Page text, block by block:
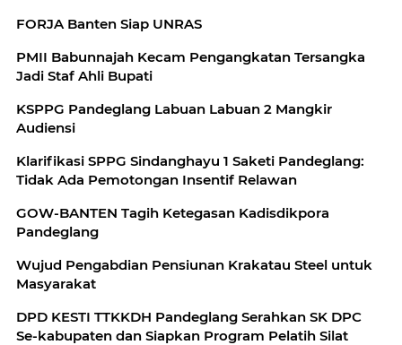
FORJA Banten Siap UNRAS
PMII Babunnajah Kecam Pengangkatan Tersangka
Jadi Staf Ahli Bupati
KSPPG Pandeglang Labuan Labuan 2 Mangkir
Audiensi
Klarifikasi SPPG Sindanghayu 1 Saketi Pandeglang:
Tidak Ada Pemotongan Insentif Relawan
GOW-BANTEN Tagih Ketegasan Kadisdikpora
Pandeglang
Wujud Pengabdian Pensiunan Krakatau Steel untuk
Masyarakat
DPD KESTI TTKKDH Pandeglang Serahkan SK DPC
Se-kabupaten dan Siapkan Program Pelatih Silat